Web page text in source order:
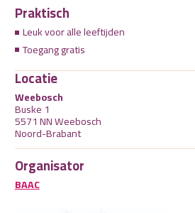
Praktisch
Leuk voor alle leeftijden
Toegang gratis
Locatie
Weebosch
Buske 1
5571 NN Weebosch
Noord-Brabant
Organisator
BAAC